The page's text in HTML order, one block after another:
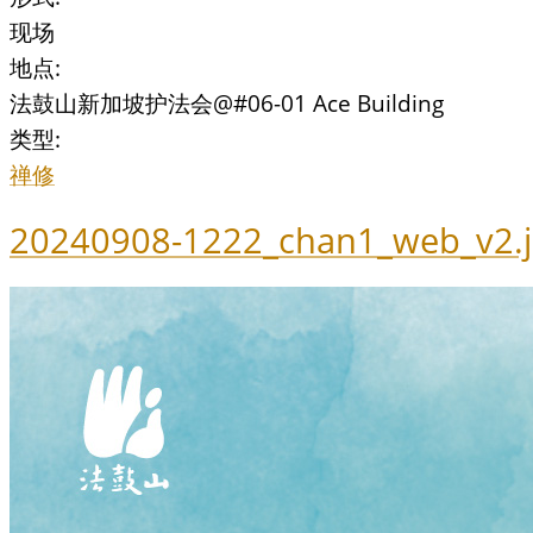
现场
地点:
法鼓山新加坡护法会@#06-01 Ace Building
类型:
禅修
20240908-